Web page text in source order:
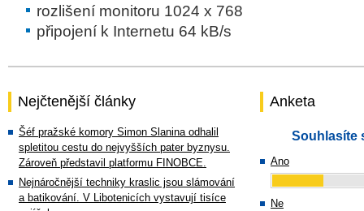
rozlišení monitoru 1024 x 768
připojení k Internetu 64 kB/s
Nejčtenější články
Šéf pražské komory Simon Slanina odhalil
spletitou cestu do nejvyšších pater byznysu.
Zároveň představil platformu FINOBCE.
Nejnáročnější techniky kraslic jsou slámování
a batikování. V Libotenicích vystavují tisíce
Anketa
Souhlasíte
Ano
Ne